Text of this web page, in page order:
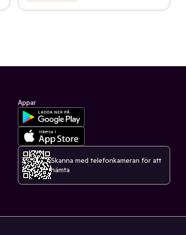
Appar
Skanna med telefonkameran för att
hämta